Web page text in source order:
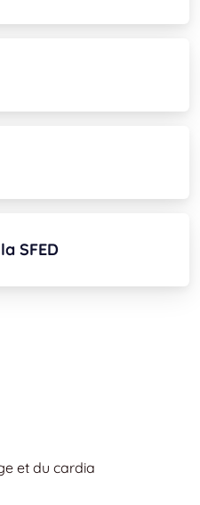
SFED
et du cardia